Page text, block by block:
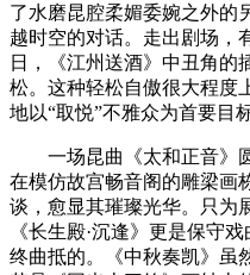
了水磨昆腔柔媚委婉之外的
越时空的对话。走出剧场，
日，《江州送酒》中丑角的
松。这种轻松自傲很大程
地以“取悦”不雅众为首要目标
一场昆曲《太和正音》圆
在模仿故宫畅音阁的雕梁画
谈，愈显其璀璨光华。只为
《长生殿·沉逢》更是保守
终曲抵的。《中秋奏凯》虽